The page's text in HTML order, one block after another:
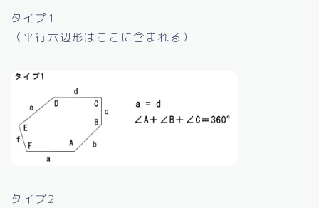
タイプ1
（平行六辺形はここに含まれる）
タイプ2